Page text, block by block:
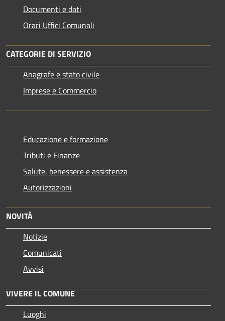
Documenti e dati
Orari Uffici Comunali
CATEGORIE DI SERVIZIO
Anagrafe e stato civile
Imprese e Commercio
Educazione e formazione
Tributi e Finanze
Salute, benessere e assistenza
Autorizzazioni
NOVITÀ
Notizie
Comunicati
Avvisi
VIVERE IL COMUNE
Luoghi